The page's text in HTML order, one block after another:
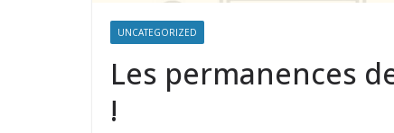
UNCATEGORIZED
Les permanences
!